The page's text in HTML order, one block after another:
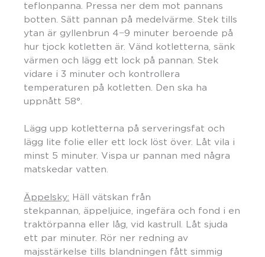
teflonpanna. Pressa ner dem mot pannans
botten. Sätt pannan på medelvärme. Stek tills
ytan är gyllenbrun 4−9 minuter beroende på
hur tjock kotletten är. Vänd kotletterna, sänk
värmen och lägg ett lock på pannan. Stek
vidare i 3 minuter och kontrollera
temperaturen på kotletten. Den ska ha
uppnått 58°.
Lägg upp kotletterna på serveringsfat och
lägg lite folie eller ett lock löst över. Låt vila i
minst 5 minuter. Vispa ur pannan med några
matskedar vatten.
Äppelsky: Häll vätskan från
stekpannan, äppeljuice, ingefära och fond i en
traktörpanna eller låg, vid kastrull. Låt sjuda
ett par minuter. Rör ner redning av
majsstärkelse tills blandningen fått simmig